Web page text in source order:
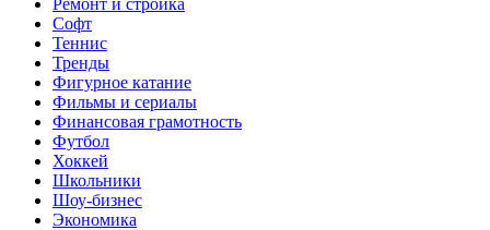
Софт
Теннис
Тренды
Фигурное катание
Фильмы и сериалы
Финансовая грамотность
Футбол
Хоккей
Школьники
Шоу-бизнес
Экономика